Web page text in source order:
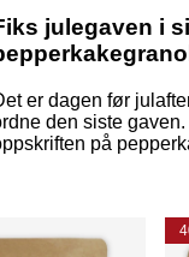
julegaven i
er dagen før
den siste
på